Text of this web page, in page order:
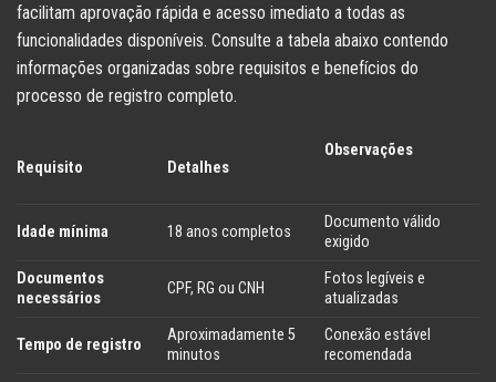
facilitam aprovação rápida e acesso imediato a todas as
funcionalidades disponíveis. Consulte a tabela abaixo contendo
informações organizadas sobre requisitos e benefícios do
processo de registro completo.
Requisito Detalhes
Observações
Idade mínima 18 anos completos
Documento válido
exigido
Documentos
necessários
CPF, RG ou CNH
Fotos legíveis e
atualizadas
Tempo de registro
Aproximadamente 5
minutos
Conexão estável
recomendada